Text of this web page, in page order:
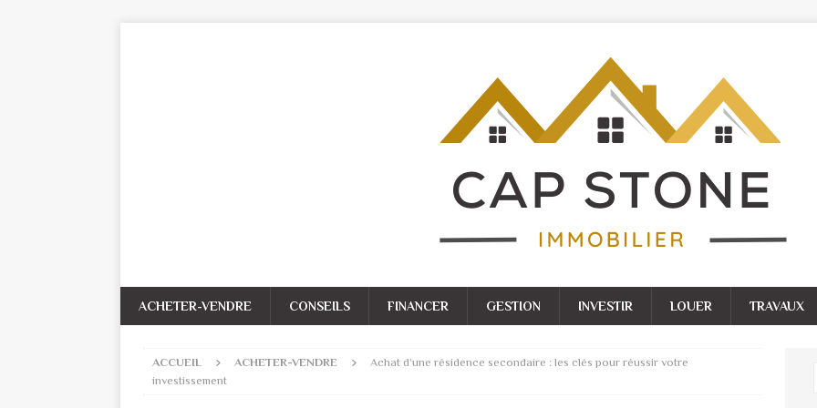
ACHETER-VENDRE CONSEILS FINANCER GESTION INVESTIR LOUER TRAVAUX
ACCUEIL ACHETER-VENDRE
Achat d’une résidence secondaire : les clés pour réussir votre
investissement